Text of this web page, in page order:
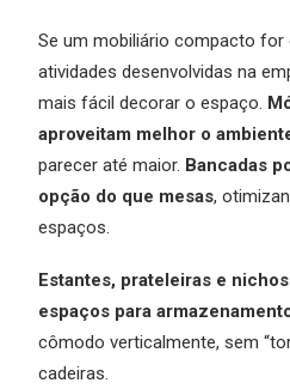
Se um mobiliário compacto for
atividades desenvolvidas na
mais fácil decorar o espaço.
aproveitam melhor o
parecer até maior. Bancadas
opção do que mesas,
espaços.
Estantes, prateleiras e
espaços para
cômodo verticalmente, sem
cadeiras.